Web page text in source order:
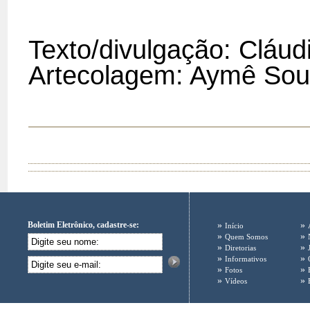
Texto/divulgação:
Artecolagem: Aymê
Boletim Eletrônico, cadastre-se: » Início
» Quem Somos
» Diretorias
» Informativos
» Fotos
» Vídeos
»
»
»
»
»
»